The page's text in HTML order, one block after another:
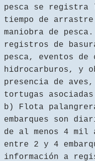
pesca se registra
tiempo de
maniobra de
registros de
pesca, eventos de
hidrocarburos, y
presencia de
tortugas
b) Flota
embarques son
de al menos 4 mil
entre 2 y 4
información a